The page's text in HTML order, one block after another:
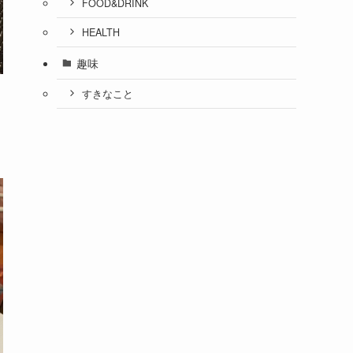
FOOD&DRINK
HEALTH
趣味
すきなこと